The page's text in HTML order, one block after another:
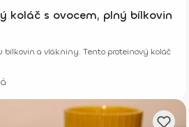
koláč s ovocem, plný bílkovin
a vlákniny. Tento proteinový koláč